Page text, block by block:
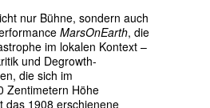
nur Bühne, sondern auch
MarsOnEarth, die
im lokalen Kontext –
und Degrowth-
die sich im
Zentimetern Höhe
das 1908 erschienene